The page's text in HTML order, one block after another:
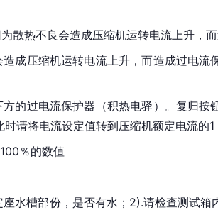
散热不良会造成压缩机运转电流上升，
成压缩机运转电流上升，而造成过电流
的过电流保护器（积热电驿）。复归按
请将电流设定值转到压缩机额定电流的1
％的数值
水槽部份，是否有水；2).请检查测试